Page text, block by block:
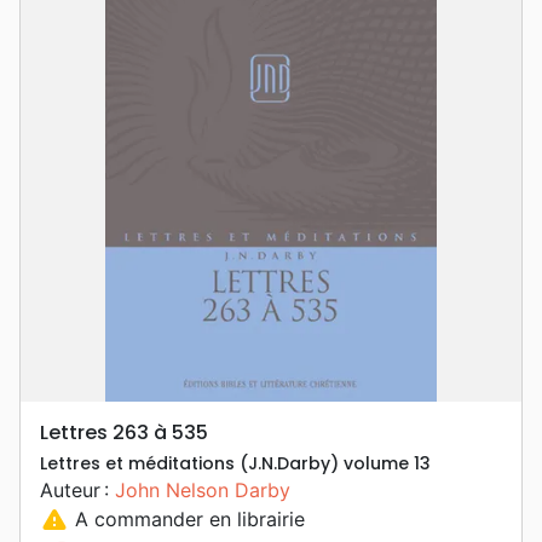
Lettres 263 à 535
Lettres et méditations (J.N.Darby) volume 13
Auteur : John Nelson Darby
warning A commander en librairie